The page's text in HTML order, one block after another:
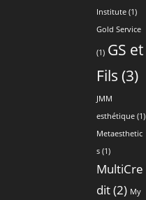
Institute (1)
Gold Service
(1) GS et
Fils (3)
JMM
esthétique (1)
Metaesthetic
s (1)
MultiCre
dit(2) My